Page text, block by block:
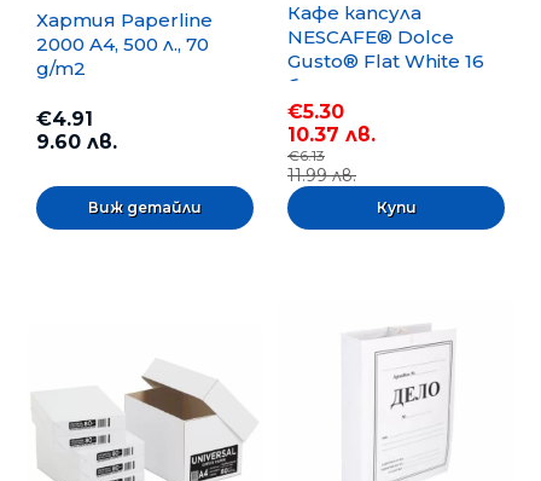
Хартия Paperline
2000 A4, 500 л., 70
g/m2
€4.91
9.60 лв.
Виж детайли
Кафе капсула
NESCAFE® Dolce
Gusto® Flat White 16
бр.
€5.30
10.37 лв.
€6.13
11.99 лв.